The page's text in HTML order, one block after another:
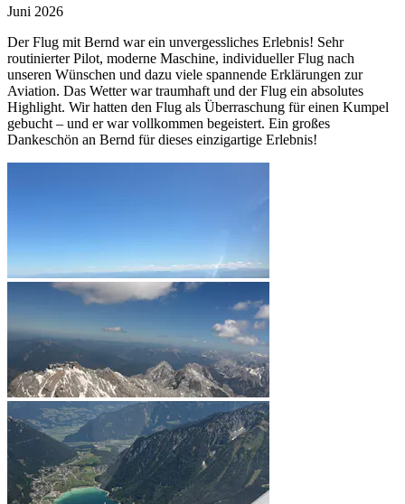
Juni 2026
Der Flug mit Bernd war ein unvergessliches Erlebnis! Sehr
routinierter Pilot, moderne Maschine, individueller Flug nach
unseren Wünschen und dazu viele spannende Erklärungen zur
Aviation. Das Wetter war traumhaft und der Flug ein absolutes
Highlight. Wir hatten den Flug als Überraschung für einen Kumpel
gebucht – und er war vollkommen begeistert. Ein großes
Dankeschön an Bernd für dieses einzigartige Erlebnis!